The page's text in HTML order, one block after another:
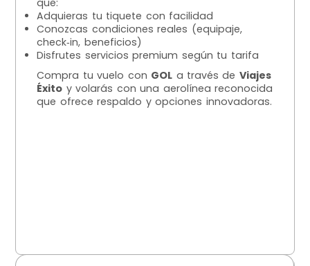
que:
Adquieras tu tiquete con facilidad
Conozcas condiciones reales (equipaje,
check‑in, beneficios)
Disfrutes servicios premium según tu tarifa
Compra tu vuelo con GOL a través de Viajes
Éxito y volarás con una aerolínea reconocida
que ofrece respaldo y opciones innovadoras.